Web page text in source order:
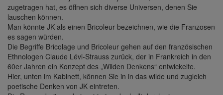
zugetragen hat, es öffnen sich diverse Universen, denen Sie
lauschen können.
Man könnte JK als einen Bricoleur bezeichnen, wie die Franzosen
es sagen würden.
Die Begriffe Bricolage und Bricoleur gehen auf den französischen
Ethnologen Claude Lévi-Strauss zurück, der in Frankreich in den
60er Jahren ein Konzept des „Wilden Denkens“ entwickelte.
Hier, unten im Kabinett, können Sie in in das wilde und zugleich
poetische Denken von JK eintreten.